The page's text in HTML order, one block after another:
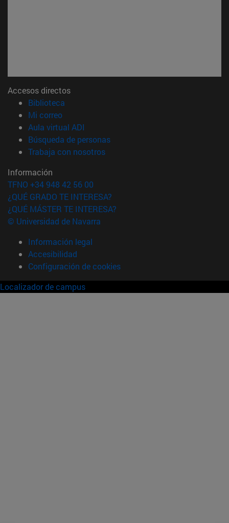
Accesos directos
Biblioteca
Mi correo(abre en nueva ventana)
Aula virtual ADI
Búsqueda de personas(abre en nueva ventana)
Trabaja con nosotros(abre en nueva ventana)
Información
TFNO +34 948 42 56 00
¿QUÉ GRADO TE INTERESA?
¿QUÉ MÁSTER TE INTERESA?
© Universidad de Navarra
Información legal
Accesibilidad
Configuración de cookies
Localizador de campus